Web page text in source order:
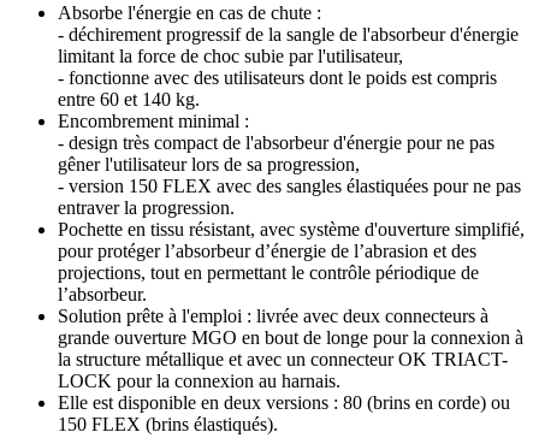
Absorbe l'énergie en cas de chute :
- déchirement progressif de la sangle de l'absorbeur d'énergie
limitant la force de choc subie par l'utilisateur,
- fonctionne avec des utilisateurs dont le poids est compris
entre 60 et 140 kg.
Encombrement minimal :
- design très compact de l'absorbeur d'énergie pour ne pas
gêner l'utilisateur lors de sa progression,
- version 150 FLEX avec des sangles élastiquées pour ne pas
entraver la progression.
Pochette en tissu résistant, avec système d'ouverture simplifié,
pour protéger l’absorbeur d’énergie de l’abrasion et des
projections, tout en permettant le contrôle périodique de
l’absorbeur.
Solution prête à l'emploi : livrée avec deux connecteurs à
grande ouverture MGO en bout de longe pour la connexion à
la structure métallique et avec un connecteur OK TRIACT-
LOCK pour la connexion au harnais.
Elle est disponible en deux versions : 80 (brins en corde) ou
150 FLEX (brins élastiqués).